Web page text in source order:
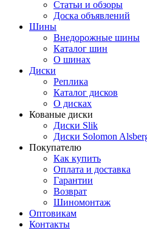
Статьи и обзоры
Доска объявлений
Шины
Внедорожные шины
Каталог шин
О шинах
Диски
Реплика
Каталог дисков
О дисках
Кованые диски
Диски Slik
Диски Solomon
Покупателю
Как купить
Оплата и доставка
Гарантии
Возврат
Шиномонтаж
Оптовикам
Контакты